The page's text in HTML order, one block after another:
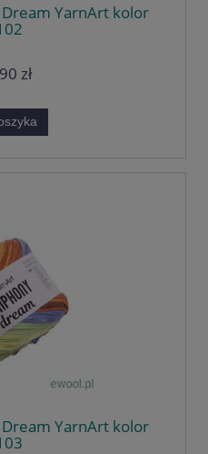
Dream YarnArt kolor
zł
Dream YarnArt kolor